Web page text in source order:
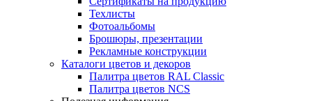
Техлисты
Фотоальбомы
Брошюры, презентации
Рекламные конструкции
Каталоги цветов и декоров
Палитра цветов RAL Сlassic
Палитра цветов NCS